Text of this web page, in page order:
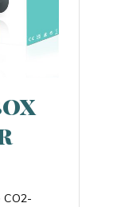
CO2-